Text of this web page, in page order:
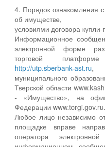
4. Порядок ознакомления
об имуществе,
условиями договора
Информационное
электронной форме
торговой
http://utp.sberbank-ast.ru,
муниципального
Тверской области
- «Имущество», на
Федерации www.torgi.gov.ru.
Любое лицо независимо
площадке вправе
оператора